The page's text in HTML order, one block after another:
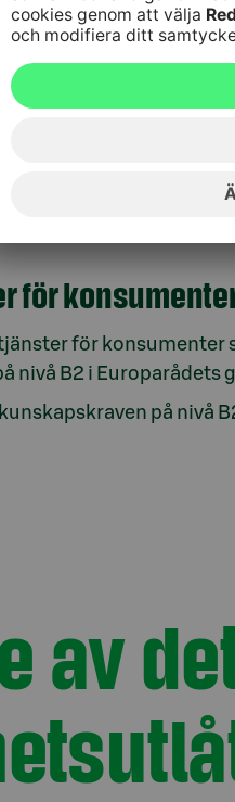
formulärelement
innehåller
människors
för
för
nivå B2 i
på nivå
av